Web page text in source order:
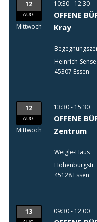
12
AUG.
Mittwoch
10:30 - 12:30
OFFENE
Kray
Heinrich-
45307 Essen
12
AUG.
Mittwoch
13:30 - 15:30
OFFENE
Zentrum
Weigle-Haus
Hohenburgstr.
45128 Essen
13 09:30 - 12:00